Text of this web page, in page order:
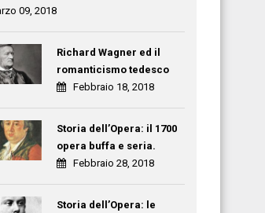
09, 2018
Richard Wagner ed il
romanticismo tedesco
Febbraio 18, 2018
Storia dell’Opera: il 1700
opera buffa e seria.
Febbraio 28, 2018
Storia dell’Opera: le